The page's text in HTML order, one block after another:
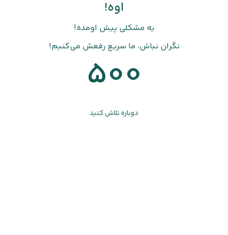
اوه!
یه مشکلی پیش اومده!
نگران نباش، ما سریع رفعش می‌کنیم!
500
دوباره تلاش کنید